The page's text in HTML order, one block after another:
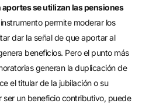
se utilizan las pensiones
permite moderar los
dar la señal de que aportar al
beneficios. Pero el punto más
generan la duplicación de
el titular de la jubilación o su
un beneficio contributivo, puede